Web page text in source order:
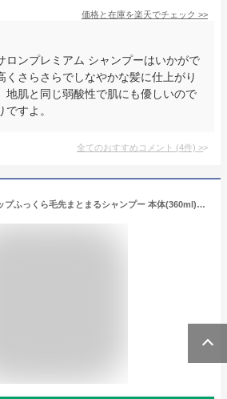
価格と在庫を楽天でチェック >>
ロンプレミアム シャンプーはいかがで
くさらさらでしなやかな髪に仕上がり
地肌と同じ弱酸性で肌にも優しいので
すよ。
全てのおすすめコメント (4件) >
セグレタ 1本でトップふっくら毛先まとまるシャンプー 本体(360ml)【セグレタ(Segreta)】